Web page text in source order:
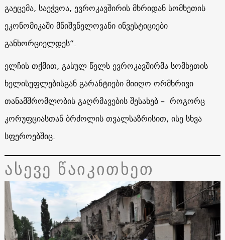
გაეცემა, საეჭვოა, ევროკავშირის მხრიდან სომხეთის
ეკონომიკაში მნიშვნელოვანი ინვესტიციები
განხორციელდეს“.
ელჩის თქმით, გასულ წელს ევროკავშირმა სომხეთის
ხელისუფლებისგან გარანტიები მიიღო ორმხრივი
თანამშრომლობის გაღრმავების შესახებ – როგორც
კორუფციასთან ბრძოლის თვალსაზრისით, ისე სხვა
სფეროებშიც.
ასევე წაიკითხეთ